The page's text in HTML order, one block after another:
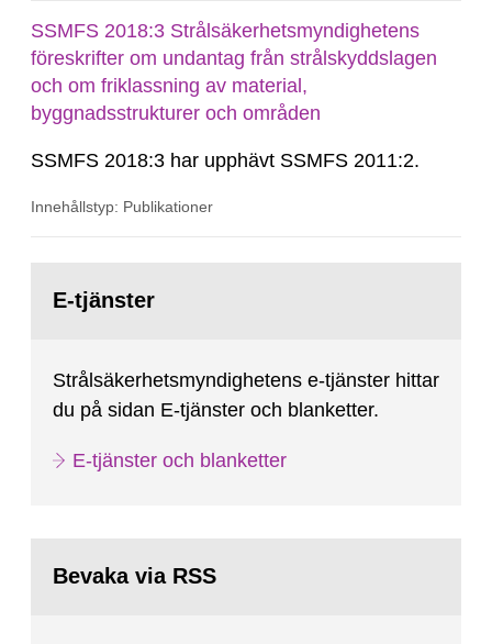
SSMFS 2018:3 Strålsäkerhetsmyndighetens
föreskrifter om undantag från strålskyddslagen
och om friklassning av material,
byggnadsstrukturer och områden
SSMFS 2018:3 har upphävt SSMFS 2011:2.
Innehållstyp: Publikationer
sida:E-tjänster
Strålsäkerhetsmyndighetens e-tjänster hittar
du på sidan E-tjänster och blanketter.
E-tjänster och blanketter
Bevaka via RSS